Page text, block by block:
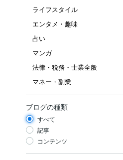
ライフスタイル
エンタメ・趣味
占い
マンガ
法律・税務・士業全般
マネー・副業
ブログの種類
すべて
記事
コンテンツ